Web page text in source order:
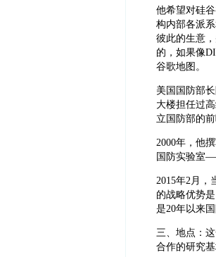
他希望对硅
构内部各派
彼此的生意
的，如果像
谷歌地图。
美国国防部
大楼担任过
立国防部的
2000年，他
国防实验室
2015年2月
的战略优势
是20年以来
三、地点：
合作的研究